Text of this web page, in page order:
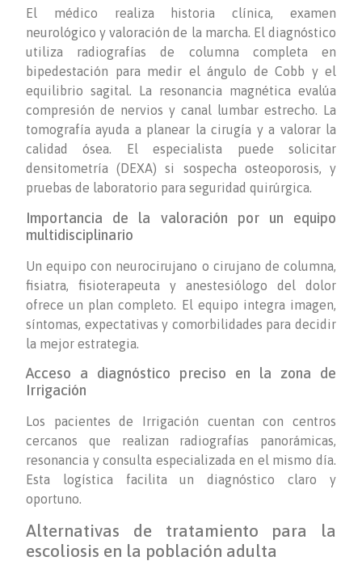
El médico realiza historia clínica, examen
neurológico y valoración de la marcha. El diagnóstico
utiliza radiografías de columna completa en
bipedestación para medir el ángulo de Cobb y el
equilibrio sagital. La resonancia magnética evalúa
compresión de nervios y canal lumbar estrecho. La
tomografía ayuda a planear la cirugía y a valorar la
calidad ósea. El especialista puede solicitar
densitometría (DEXA) si sospecha osteoporosis, y
pruebas de laboratorio para seguridad quirúrgica.
Importancia de la valoración por un equipo
multidisciplinario
Un equipo con neurocirujano o cirujano de columna,
fisiatra, fisioterapeuta y anestesiólogo del dolor
ofrece un plan completo. El equipo integra imagen,
síntomas, expectativas y comorbilidades para decidir
la mejor estrategia.
Acceso a diagnóstico preciso en la zona de
Irrigación
Los pacientes de Irrigación cuentan con centros
cercanos que realizan radiografías panorámicas,
resonancia y consulta especializada en el mismo día.
Esta logística facilita un diagnóstico claro y
oportuno.
Alternativas de tratamiento para la
escoliosis en la población adulta